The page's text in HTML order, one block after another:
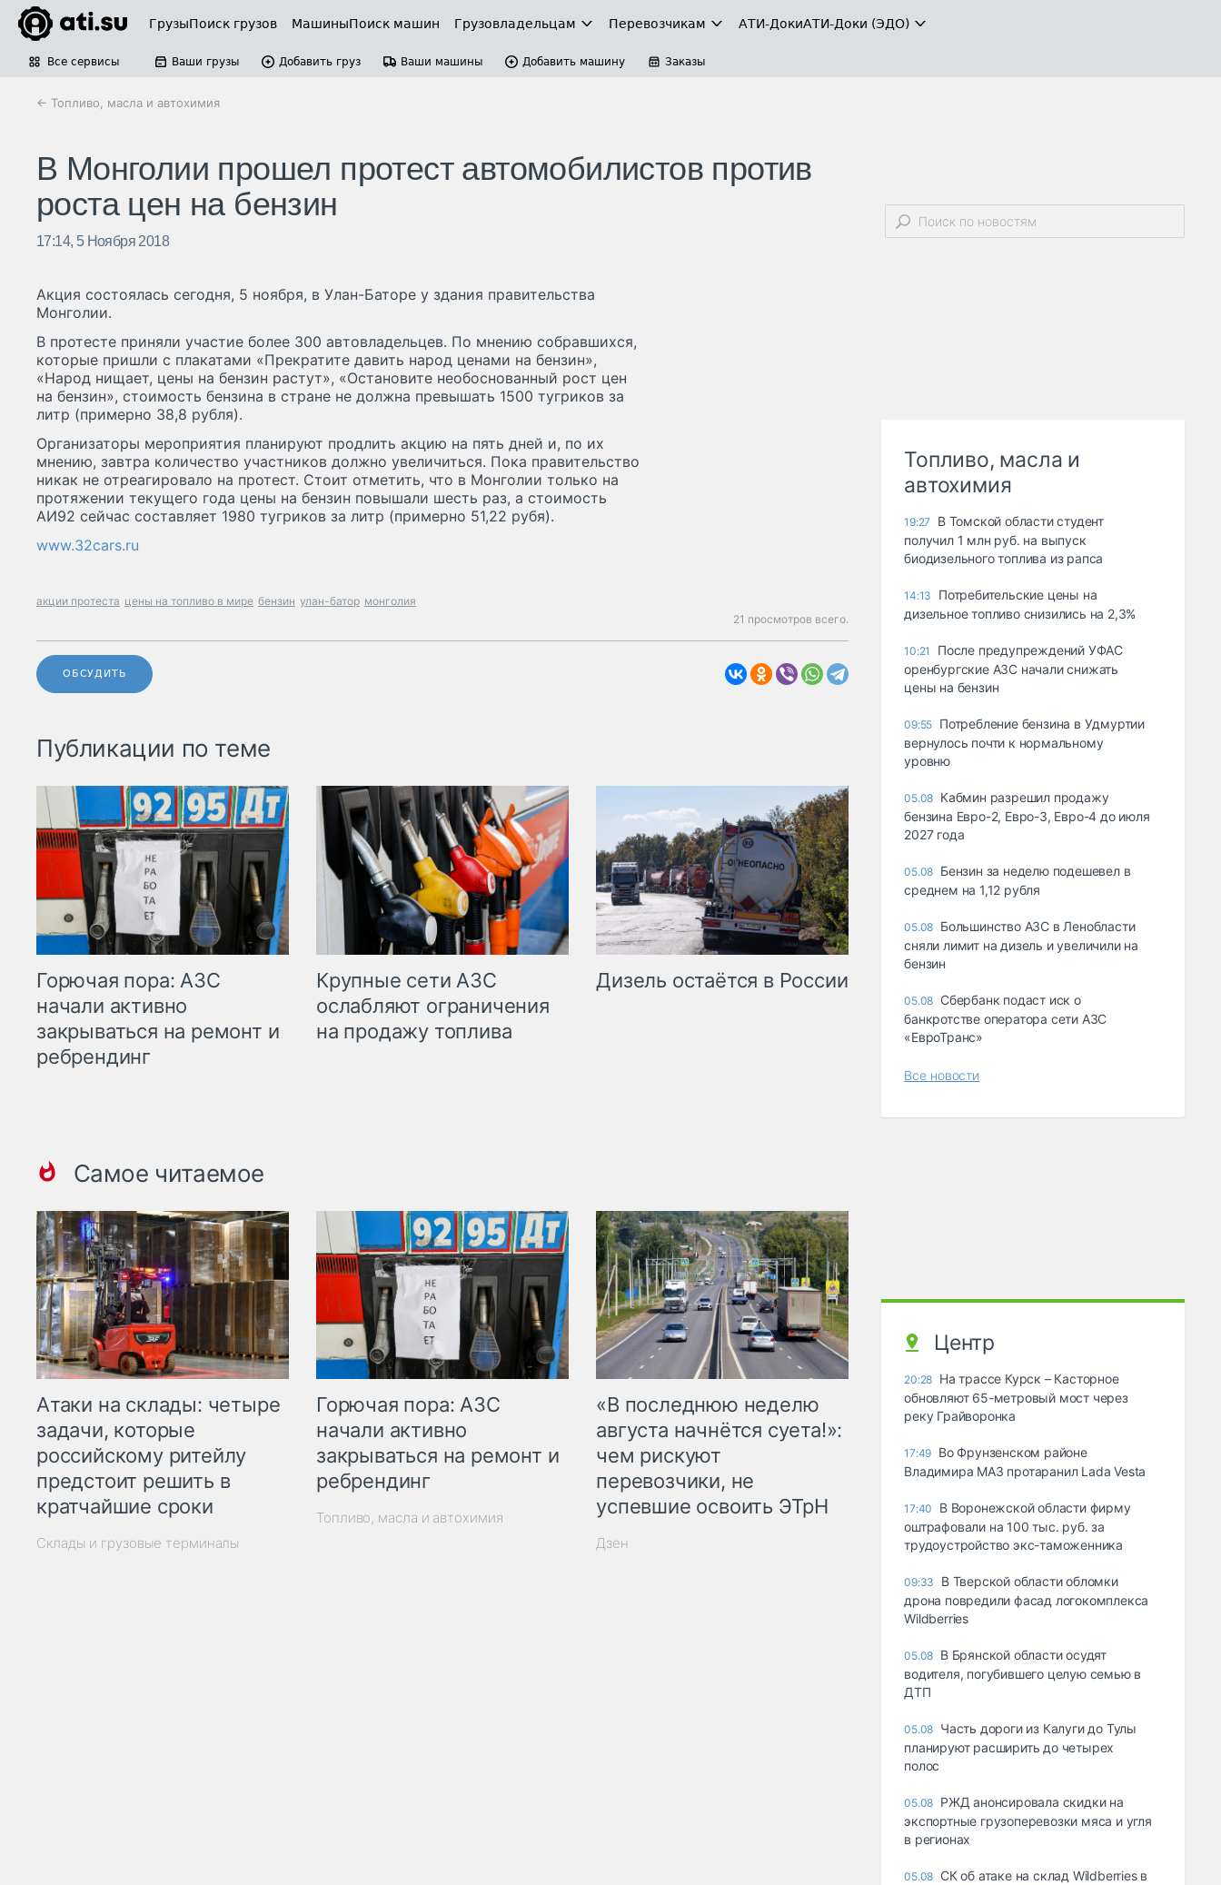
ГрузыПоиск грузов МашиныПоиск машин Грузовладельцам Перевозчикам АТИ-ДокиАТИ-Доки (ЭДО)
Все сервисы Ваши грузы Добавить груз Ваши машины Добавить машину Заказы
← Топливо, масла и автохимия
В Монголии прошел протест автомобилистов против
роста цен на бензин
17:14, 5 Ноября 2018
Акция состоялась сегодня, 5 ноября, в Улан-Баторе у здания правительства
Монголии.
В протесте приняли участие более 300 автовладельцев. По мнению собравшихся,
которые пришли с плакатами «Прекратите давить народ ценами на бензин»,
«Народ нищает, цены на бензин растут», «Остановите необоснованный рост цен
на бензин», стоимость бензина в стране не должна превышать 1500 тугриков за
литр (примерно 38,8 рубля).
Организаторы мероприятия планируют продлить акцию на пять дней и, по их
мнению, завтра количество участников должно увеличиться. Пока правительство
никак не отреагировало на протест. Стоит отметить, что в Монголии только на
протяжении текущего года цены на бензин повышали шесть раз, а стоимость
АИ92 сейчас составляет 1980 тугриков за литр (примерно 51,22 рубя).
www.32cars.ru
акции протеста цены на топливо в мире бензин улан-батор монголия
21 просмотров всего.
ОБСУДИТЬ
Публикации по теме
Горючая пора: АЗС
начали активно
закрываться на ремонт и
ребрендинг
Крупные сети АЗС
ослабляют ограничения
на продажу топлива
Дизель остаётся в России
Самое читаемое
Атаки на склады: четыре
задачи, которые
российскому ритейлу
предстоит решить в
кратчайшие сроки
Склады и грузовые терминалы
Горючая пора: АЗС
начали активно
закрываться на ремонт и
ребрендинг
Топливо, масла и автохимия
«В последнюю неделю
августа начнётся суета!»:
чем рискуют
перевозчики, не
успевшие освоить ЭТрН
Дзен
Топливо, масла и
автохимия
19:27
В Томской области студент
получил 1 млн руб. на выпуск
биодизельного топлива из рапса
14:13
Потребительские цены на
дизельное топливо снизились на 2,3%
10:21
После предупреждений УФАС
оренбургские АЗС начали снижать
цены на бензин
09:55 Потребление бензина в Удмуртии
вернулось почти к нормальному
уровню
05.08 Кабмин разрешил продажу
бензина Евро-2, Евро-3, Евро-4 до июля
2027 года
05.08 Бензин за неделю подешевел в
среднем на 1,12 рубля
05.08 Большинство АЗС в Ленобласти
сняли лимит на дизель и увеличили на
бензин
05.08 Сбербанк подаст иск о
банкротстве оператора сети АЗС
«ЕвроТранс»
Все новости
Центр
20:28 На трассе Курск – Касторное
обновляют 65-метровый мост через
реку Грайворонка
17:49 Во Фрунзенском районе
Владимира МАЗ протаранил Lada Vesta
17:40
В Воронежской области фирму
оштрафовали на 100 тыс. руб. за
трудоустройство экс-таможенника
09:33
В Тверской области обломки
дрона повредили фасад логокомплекса
Wildberries
05.08 В Брянской области осудят
водителя, погубившего целую семью в
ДТП
05.08 Часть дороги из Калуги до Тулы
планируют расширить до четырех
полос
05.08 РЖД анонсировала скидки на
экспортные грузоперевозки мяса и угля
в регионах
05.08 СК об атаке на склад Wildberries в